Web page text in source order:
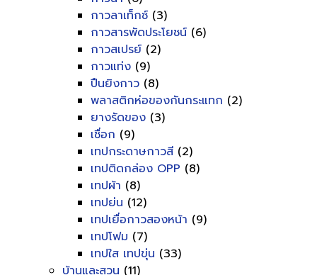
กาวลาเท็กซ์ (3)
กาวสารพัดประโยชน์ (6)
กาวสเปรย์ (2)
กาวแท่ง (9)
ปืนยิงกาว (8)
พลาสติกห่อของกันกระแทก (2)
ยางรัดของ (3)
เชื่อก (9)
เทปกระดาษกาวสี (2)
เทปติดกล่อง OPP (8)
เทปผ้า (8)
เทปย่น (12)
เทปเยื่อกาวสองหน้า (9)
เทปโฟม (7)
เทปใส เทปขุ่น (33)
บ้านและสวน (11)